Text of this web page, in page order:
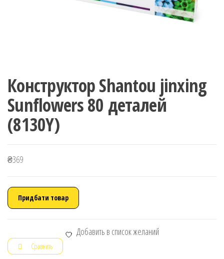
Конструктор Shantou jinxing
Sunflowers 80 деталей
(8130Y)
₴369
Придбати товар
Добавить в список желаний
Сравнить